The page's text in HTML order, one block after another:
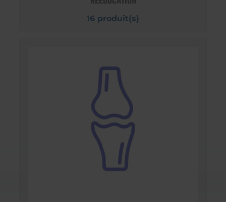
16 produit(s)